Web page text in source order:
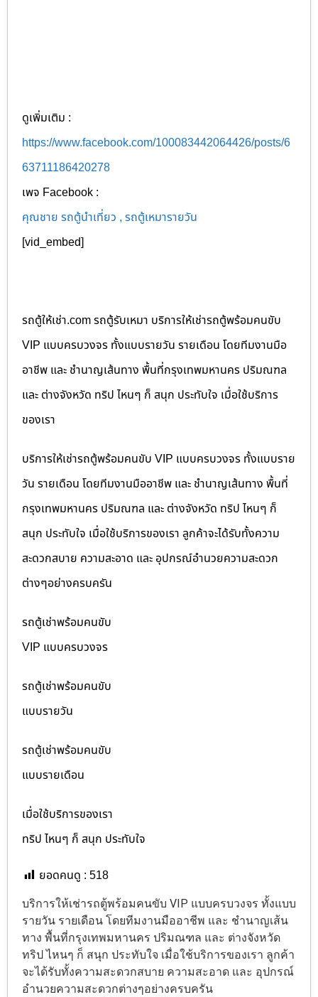
ดูเพิ่มเติม :
https://www.facebook.com/100083442064426/posts/6
63711186420278
เพจ Facebook :
คุณชาย รถตู้นำเที่ยว , รถตู้เหมารายวัน
[vid_embed]
รถตู้ให้เช่า.com รถตู้รับเหมา บริการให้เช่ารถตู้พร้อมคนขับ
VIP แบบครบวงจร ทั้งแบบรายวัน รายเดือน โดยทีมงานมือ
อาชีพ และ ชำนาญเส้นทาง พื้นที่กรุงเทพมหานคร ปริมณฑล
และ ต่างจังหวัด ทริป ไหนๆ ก็ สนุก ประทับใจ เมื่อใช้บริการ
ของเรา
บริการให้เช่ารถตู้พร้อมคนขับ VIP แบบครบวงจร ทั้งแบบราย
วัน รายเดือน โดยทีมงานมืออาชีพ และ ชำนาญเส้นทาง พื้นที่
กรุงเทพมหานคร ปริมณฑล และ ต่างจังหวัด ทริป ไหนๆ ก็
สนุก ประทับใจ เมื่อใช้บริการของเรา ลูกค้าจะได้รับทั้งความ
สะดวกสบาย ความสะอาด และ อุปกรณ์อำนวยความสะดวก
ต่างๆอย่างครบครัน
รถตู้เช่าพร้อมคนขับ
VIP แบบครบวงจร
รถตู้เช่าพร้อมคนขับ
แบบรายวัน
รถตู้เช่าพร้อมคนขับ
แบบรายเดือน
เมื่อใช้บริการของเรา
ทริป ไหนๆ ก็ สนุก ประทับใจ
ยอดคนดู : 518
บริการให้เช่ารถตู้พร้อมคนขับ VIP แบบครบวงจร ทั้งแบบ
รายวัน รายเดือน โดยทีมงานมืออาชีพ และ ชำนาญเส้น
ทาง พื้นที่กรุงเทพมหานคร ปริมณฑล และ ต่างจังหวัด
ทริป ไหนๆ ก็ สนุก ประทับใจ เมื่อใช้บริการของเรา ลูกค้า
จะได้รับทั้งความสะดวกสบาย ความสะอาด และ อุปกรณ์
อำนวยความสะดวกต่างๆอย่างครบครัน